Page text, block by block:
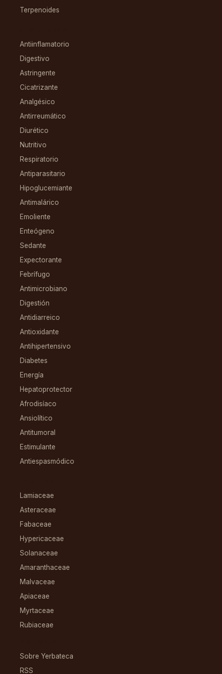
Terpenoides
Antiinflamatorio
Digestivo
Astringente
Cicatrizante
Analgésico
Antirreumático
Diurético
Nutritivo
Respiratorio
Antiparasitario
Hipoglucemiante
Antimalárico
Emoliente
Enteógeno
Sedante
Expectorante
Febrífugo
Antimicrobiano
Digestión
Antidiarreico
Antioxidante
Antihipertensivo
Diabetes
Energía
Hepatoprotector
Afrodisíaco
Ansiolítico
Antitumoral
Estimulante
Antiespasmódico
Lamiaceae
Asteraceae
Fabaceae
Hypericaceae
Solanaceae
Amaranthaceae
Malvaceae
Apiaceae
Myrtaceae
Rubiaceae
Sobre Yerbateca
RSS